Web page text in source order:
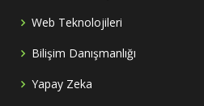
Web Teknolojileri
Bilişim Danışmanlığı
Yapay Zeka